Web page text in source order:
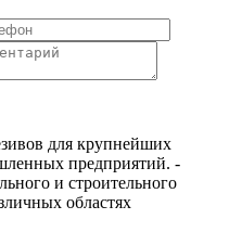
для крупнейших
предприятий. -
и строительного
областях